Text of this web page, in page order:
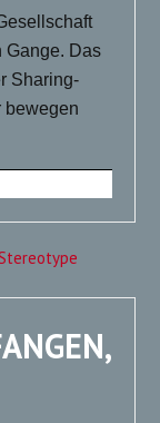
Gange. Das
Sharing-
bewegen